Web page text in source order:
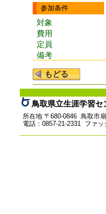
参加条件
対象
費用
定員
備考
鳥取県立生涯学習セ
所在地 〒680-0846 鳥取市
電話：0857-21-2331 ファ